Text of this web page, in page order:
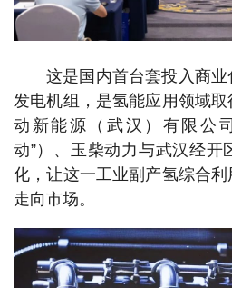
这是国内首台套投入商
发电机组，是氢能应用领域
动新能源（武汉）有限公
动”）、玉柴动力与武汉经开
化，让这一工业副产氢综合
走向市场。